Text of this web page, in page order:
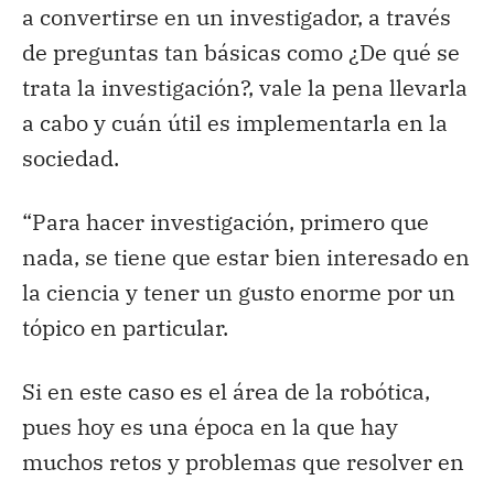
a convertirse en un investigador, a través
de preguntas tan básicas como ¿De qué se
trata la investigación?, vale la pena llevarla
a cabo y cuán útil es implementarla en la
sociedad.
“Para hacer investigación, primero que
nada, se tiene que estar bien interesado en
la ciencia y tener un gusto enorme por un
tópico en particular.
Si en este caso es el área de la robótica,
pues hoy es una época en la que hay
muchos retos y problemas que resolver en